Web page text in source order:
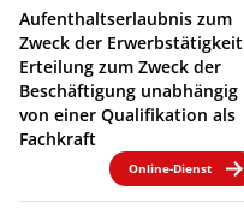
Aufenthaltserlaubnis zum
Zweck der Erwerbstätigkeit
Erteilung zum Zweck der
Beschäftigung unabhängig
von einer Qualifikation als
Fachkraft
Online-Dienst